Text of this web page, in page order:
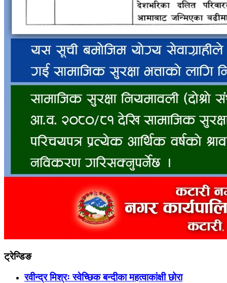
ट्रेन्डिङ
रवीन्द्र मिश्रः स्वेच्छिक बन्दीका महत्वाकांक्षी छोरा